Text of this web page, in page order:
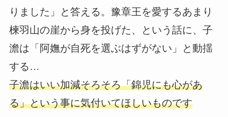
りました」と答える。豫章王を愛するあまり
楝羽山の崖から身を投げた、という話に、子
澹は「阿嫵が自死を選ぶはずがない」と動揺
する…
子澹はいい加減そろそろ「錦児にも心があ
る」という事に気付いてほしいものです